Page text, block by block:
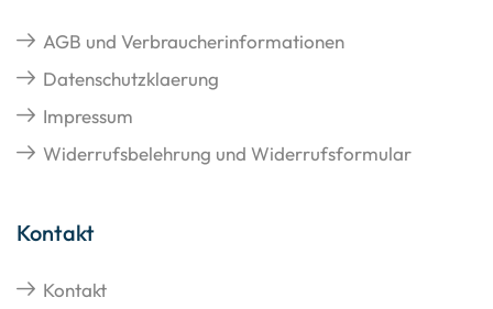
AGB und Verbraucherinformationen
Datenschutzklaerung
Impressum
Widerrufsbelehrung und Widerrufsformular
Kontakt
Kontakt